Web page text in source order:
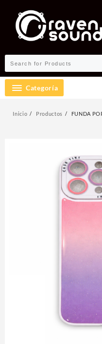
contenido
Categoría
Inicio Productos
FUNDA